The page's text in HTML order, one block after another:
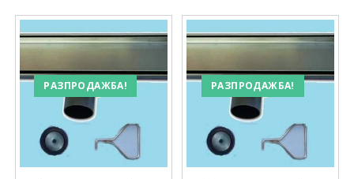
РАЗПРОДАЖБА! РАЗПРОДАЖБА!